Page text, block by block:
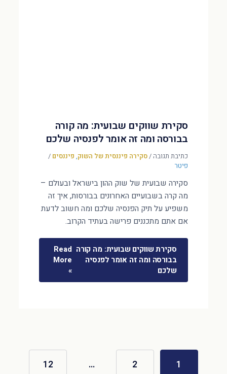
סקירת שווקים שבועית: מה קורה
בבורסה ומה זה אומר לפנסיה שלכם
כתיבת תגובה/סקירה פיננסית של השוק, פיננסים /
פיטר
סקירה שבועית של שוק ההון בישראל ובעולם –
מה קרה בשבועיים האחרונים בבורסות, איך זה
משפיע על תיק הפנסיה שלכם ומה חשוב לדעת
אם אתם מתכננים פרישה בעתיד הקרוב.
סקירת שווקים שבועית: מה קורה
בבורסה ומה זה אומר לפנסיה
שלכם
Read
More
»
1
2
…
12